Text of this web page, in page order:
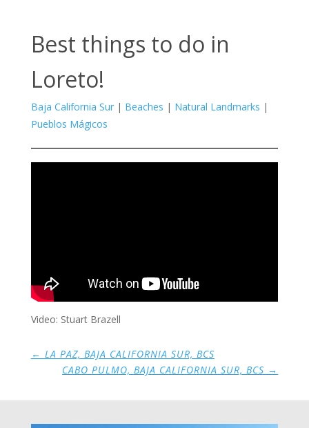
Best things to do in
Loreto!
Baja California Sur| Beaches | Natural Landmarks |
Pueblos Mágicos
Video: Stuart Brazell
← LA PAZ, BAJA CALIFORNIA SUR, BCS
CABO PULMO, BAJA CALIFORNIA SUR, BCS →